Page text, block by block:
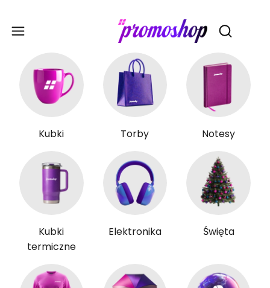
Otwórz
Kubki Torby Notesy
Kubki
termiczne
Elektronika Święta